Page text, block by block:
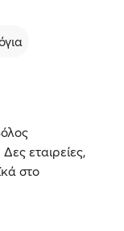
εταιρείες,
στο